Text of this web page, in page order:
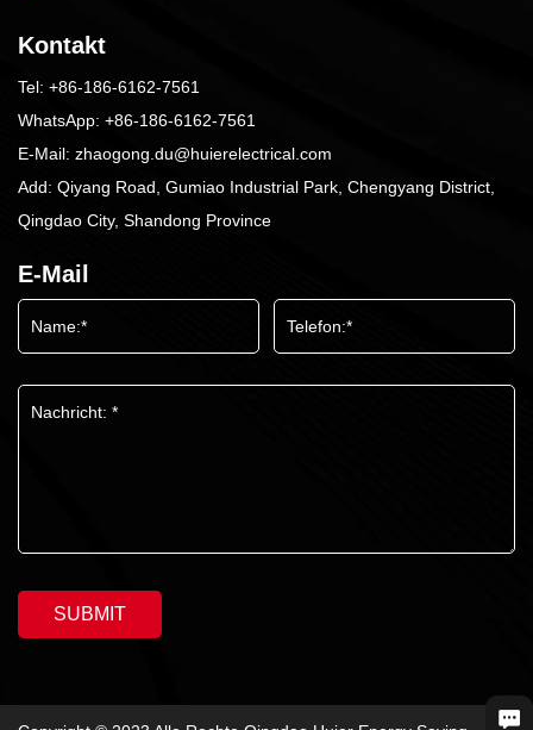
Kontakt
Tel: +86-186-6162-7561
WhatsApp: +86-186-6162-7561
E-Mail: zhaogong.du@huierelectrical.com
Add: Qiyang Road, Gumiao Industrial Park, Chengyang District,
Qingdao City, Shandong Province
E-Mail
SUBMIT